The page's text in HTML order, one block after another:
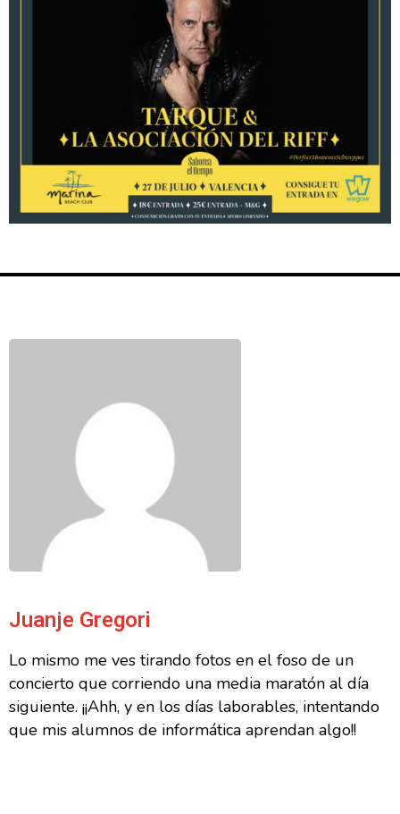
Juanje Gregori
Lo mismo me ves tirando fotos en el foso de un
concierto que corriendo una media maratón al día
siguiente. ¡¡Ahh, y en los días laborables, intentando
que mis alumnos de informática aprendan algo!!